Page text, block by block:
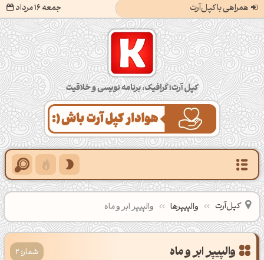
همراهی با کپل‌آرت جمعه 16 مرداد
کپل‌آرت؛ گرافیک، برنامه‌نویسی و خلاقیت
کپل‌آرت والپیپرها والپیپر ابر و ماه
شمار: 2